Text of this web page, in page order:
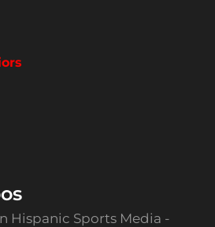
Hispanic Sports Media -